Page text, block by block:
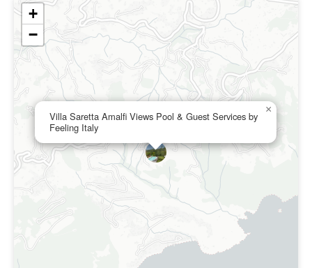
Villa Saretta Amalfi Views Pool & Guest Services by
Feeling Italy
×
+
−